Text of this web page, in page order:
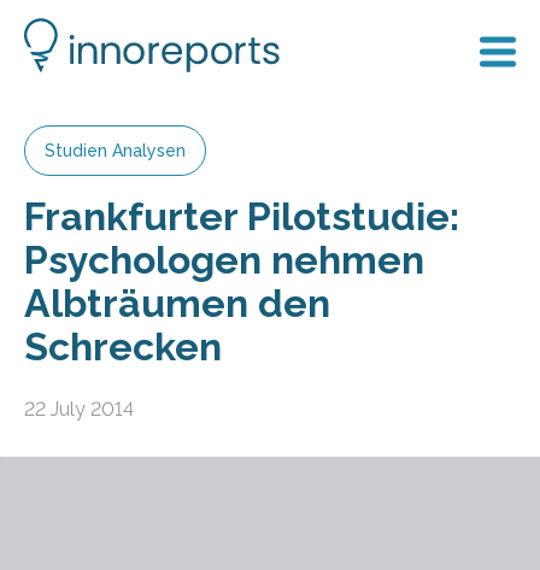
Studien Analysen
Frankfurter Pilotstudie:
Psychologen nehmen
Albträumen den
Schrecken
22 July 2014